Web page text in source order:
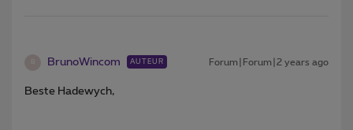
BrunoWincom AUTEUR Forum|Forum|2 years ago
Beste Hadewych,